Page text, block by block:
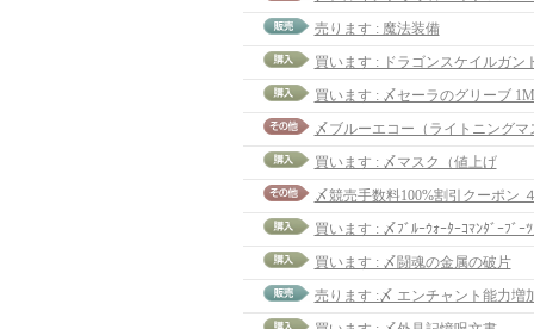
売ります : 魔法装備
買います : 〆セーラのグリーブ 1M
〆ブルーエコー（ライトニングマ
買います : 〆マスク（値上げ
〆競売手数料100%割引クーポン
買います : 〆ﾌﾞﾙｰｳｫｰﾀｰｺﾏﾝﾀﾞｰﾌﾞｰ
買います : 〆闘魂の金属の破片
売ります :〆 エンチャント能力増